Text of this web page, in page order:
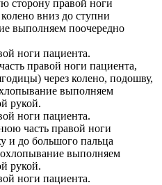
сторону правой ноги
вниз до ступни
выполняем поочередно
ноги пациента.
правой ноги пациента,
через колено, подошву,
выполняем
рукой.
ноги пациента.
часть правой ноги
и до большого пальца
выполняем
рукой.
ноги пациента.